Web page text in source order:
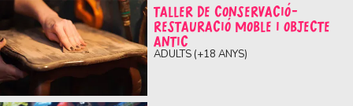
TALLER DE CONSERVACIÓ-
RESTAURACIÓ MOBLE I OBJECTE
ANTIC
ADULTS (+18 ANYS)